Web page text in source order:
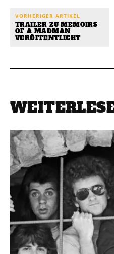
VORHERIGER ARTIKEL
TRAILER ZU MEMOIRS
OF A MADMAN
VERÖFFENTLICHT